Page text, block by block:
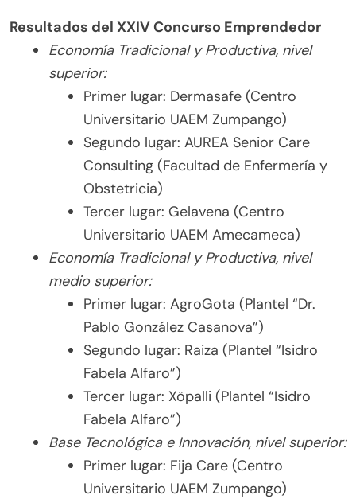
Resultados del XXIV Concurso Emprendedor
Economía Tradicional y Productiva, nivel
superior:
Primer lugar: Dermasafe (Centro
Universitario UAEM Zumpango)
Segundo lugar: AUREA Senior Care
Consulting (Facultad de Enfermería y
Obstetricia)
Tercer lugar: Gelavena (Centro
Universitario UAEM Amecameca)
Economía Tradicional y Productiva, nivel
medio superior:
Primer lugar: AgroGota (Plantel “Dr.
Pablo González Casanova”)
Segundo lugar: Raiza (Plantel “Isidro
Fabela Alfaro”)
Tercer lugar: Xöpalli (Plantel “Isidro
Fabela Alfaro”)
Base Tecnológica e Innovación, nivel superior:
Primer lugar: Fija Care (Centro
Universitario UAEM Zumpango)